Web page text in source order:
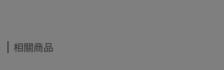
相關商品